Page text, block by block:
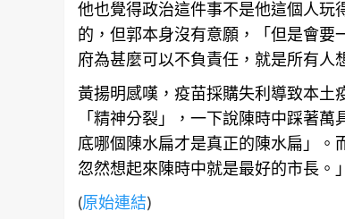
他也覺得政治這件事不是他這個人玩
的，但郭本身沒有意願，「但是會
府為甚麼可以不負責任，就是所有人
黃揚明感嘆，疫苗採購失利導致本土
「精神分裂」，一下說陳時中踩著
底哪個陳水扁才是真正的陳水扁」。
忽然想起來陳時中就是最好的市長。」
(原始連結)